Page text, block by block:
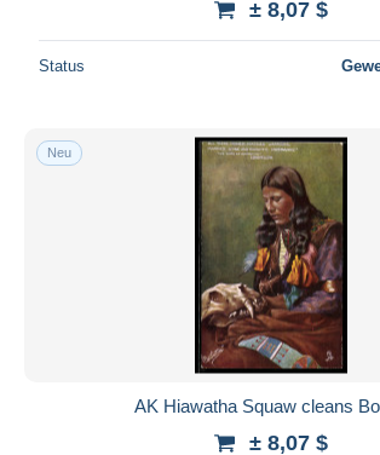
± 8,07 $
Status
Neu
AK Hiawatha Squaw cleans
± 8,07 $